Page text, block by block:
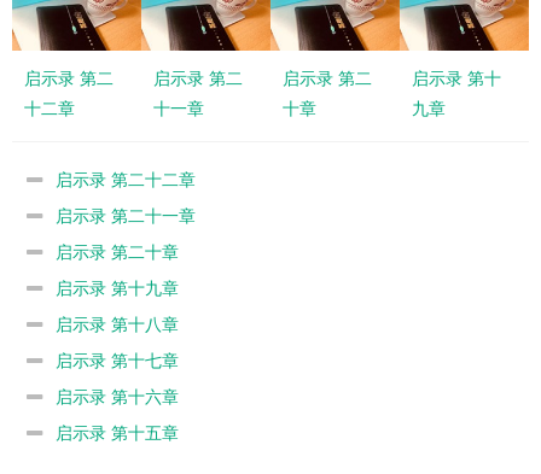
启示录 第二
十二章
启示录 第二
十一章
启示录 第二
十章
启示录 第十
九章
启示录 第二十二章
启示录 第二十一章
启示录 第二十章
启示录 第十九章
启示录 第十八章
启示录 第十七章
启示录 第十六章
启示录 第十五章